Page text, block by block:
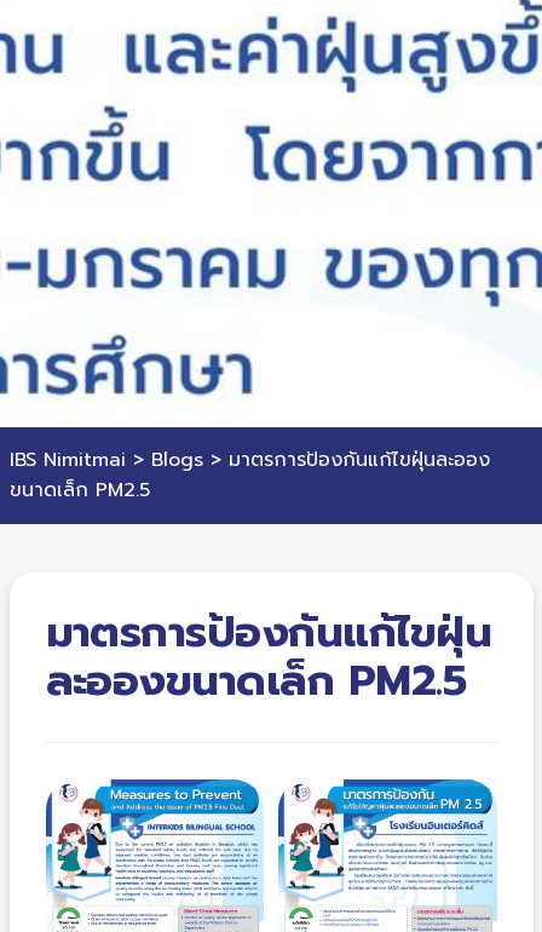
IBS Nimitmai > Blogs > มาตรการป้องกันแก้ไขฝุ่นละออง
ขนาดเล็ก PM2.5
มาตรการป้องกันแก้ไขฝุ่น
ละอองขนาดเล็ก PM2.5